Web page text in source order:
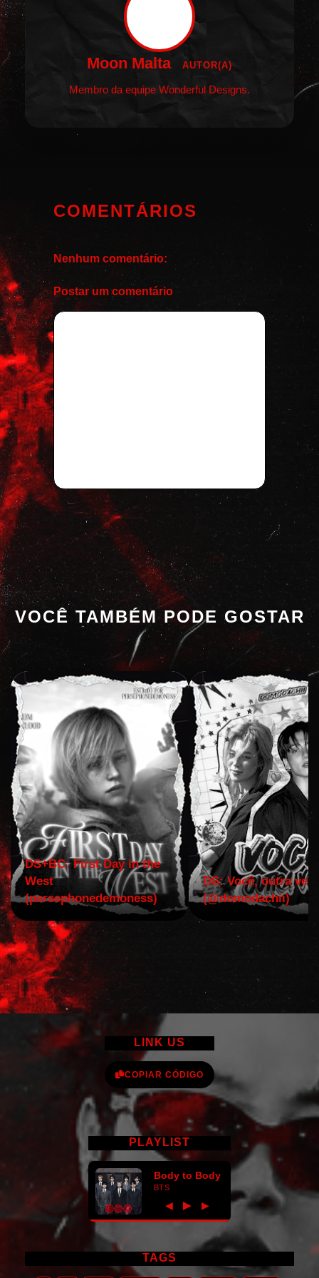
Moon Malta AUTOR(A)
Membro da equipe Wonderful Designs.
COMENTÁRIOS
Nenhum comentário:
Postar um comentário
VOCÊ TAMBÉM PODE GOSTAR
DS+BC: First Day in the
West
(persephonedemoness)
DS: Você, outra vez!
(@domodachii)
LINK US
COPIAR CÓDIGO
PLAYLIST
Body to Body
BTS
◀ ► ▶
TAGS